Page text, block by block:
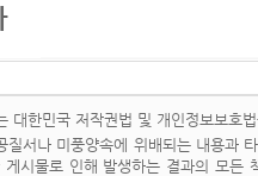
대한민국 저작권법 및 개인정보보호
질서나 미풍양속에 위배되는 내용과
게시물로 인해 발생하는 결과의 모든